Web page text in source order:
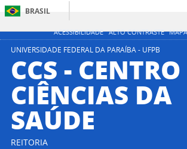
ACESSIBILIDADE ALTO CONTRASTE
BRASIL
Acesso
UNIVERSIDADE FEDERAL DA PARAÍBA - UFPB
CCS - CENTRO
CIÊNCIAS DA
SAÚDE
REITORIA